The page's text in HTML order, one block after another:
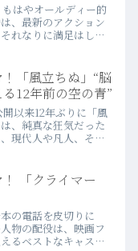
はやオールディー的
、最新のアクション
れなりに満足はした
「風立ちぬ」“脳
12年前の空の青”
以来12年ぶりに「風
、純真な狂気だった
現代人や凡人、そし
「クライマー
の電話を皮切りに
物の配役は、映画フ
るベストなキャステ